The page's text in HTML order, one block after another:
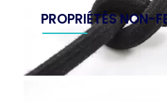
PROPRIÉTÉS NON-